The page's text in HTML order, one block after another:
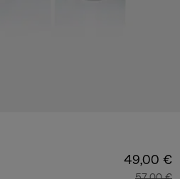
49,00 €